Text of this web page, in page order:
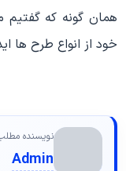
همان گونه که گفتیم
خود از انواع طرح ها
نویسنده
Admin